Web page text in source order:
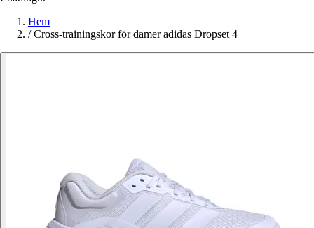
Hem
/ Cross-trainingskor för damer adidas Dropset 4